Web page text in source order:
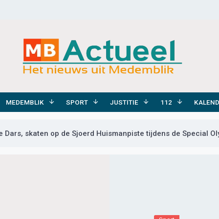
MEDEMBLIK SPORT JUSTITIE 112
Dars, skaten op de Sjoerd Huismanpiste tijdens de Special